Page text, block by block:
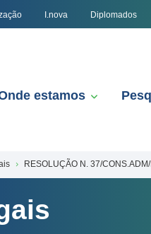
I.nova Diplomados
estamos
RESOLUÇÃO N. 37/